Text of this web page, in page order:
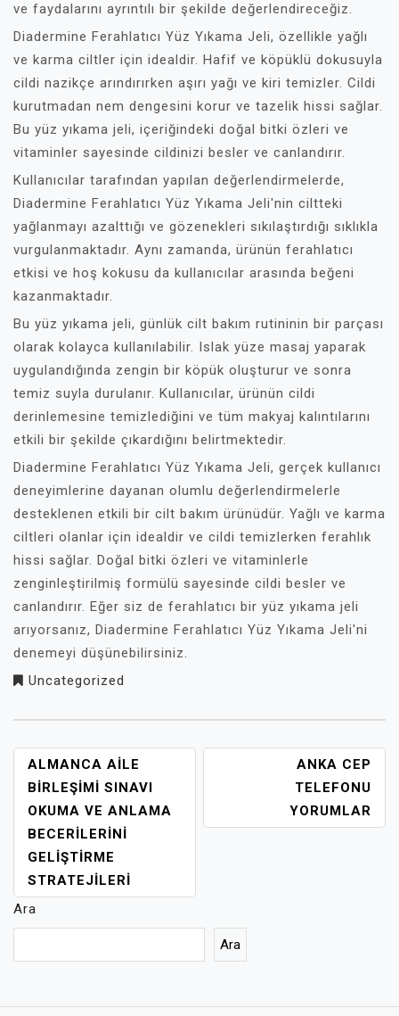
ve faydalarını ayrıntılı bir şekilde değerlendireceğiz.
Diadermine Ferahlatıcı Yüz Yıkama Jeli, özellikle yağlı
ve karma ciltler için idealdir. Hafif ve köpüklü dokusuyla
cildi nazikçe arındırırken aşırı yağı ve kiri temizler. Cildi
kurutmadan nem dengesini korur ve tazelik hissi sağlar.
Bu yüz yıkama jeli, içeriğindeki doğal bitki özleri ve
vitaminler sayesinde cildinizi besler ve canlandırır.
Kullanıcılar tarafından yapılan değerlendirmelerde,
Diadermine Ferahlatıcı Yüz Yıkama Jeli'nin ciltteki
yağlanmayı azalttığı ve gözenekleri sıkılaştırdığı sıklıkla
vurgulanmaktadır. Aynı zamanda, ürünün ferahlatıcı
etkisi ve hoş kokusu da kullanıcılar arasında beğeni
kazanmaktadır.
Bu yüz yıkama jeli, günlük cilt bakım rutininin bir parçası
olarak kolayca kullanılabilir. Islak yüze masaj yaparak
uygulandığında zengin bir köpük oluşturur ve sonra
temiz suyla durulanır. Kullanıcılar, ürünün cildi
derinlemesine temizlediğini ve tüm makyaj kalıntılarını
etkili bir şekilde çıkardığını belirtmektedir.
Diadermine Ferahlatıcı Yüz Yıkama Jeli, gerçek kullanıcı
deneyimlerine dayanan olumlu değerlendirmelerle
desteklenen etkili bir cilt bakım ürünüdür. Yağlı ve karma
ciltleri olanlar için idealdir ve cildi temizlerken ferahlık
hissi sağlar. Doğal bitki özleri ve vitaminlerle
zenginleştirilmiş formülü sayesinde cildi besler ve
canlandırır. Eğer siz de ferahlatıcı bir yüz yıkama jeli
arıyorsanız, Diadermine Ferahlatıcı Yüz Yıkama Jeli'ni
denemeyi düşünebilirsiniz.
Uncategorized
YAZI
GEZINMESI
ALMANCA AILE
BIRLEŞIMI SINAVI
OKUMA VE ANLAMA
BECERILERINI
GELIŞTIRME
STRATEJILERI
ANKA CEP
TELEFONU
YORUMLAR
Ara
Ara